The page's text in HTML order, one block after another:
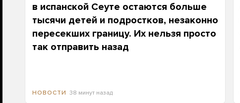
в испанской Сеуте остаются больше
тысячи детей и подростков, незаконно
пересекших границу. Их нельзя просто
так отправить назад
НОВОСТИ 38 минут назад